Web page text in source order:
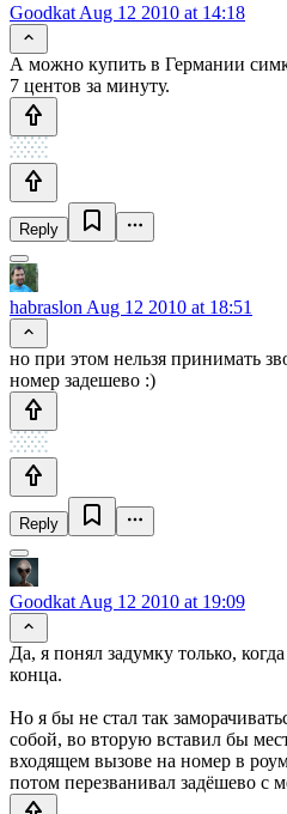
Goodkat Aug 12 2010 at 14:18
А можно купить в Германии
7 центов за минуту.
Reply
habraslon Aug 12 2010 at 18:51
но при этом нельзя принимать
номер задешево :)
Reply
Goodkat Aug 12 2010 at 19:09
Да, я понял задумку только,
конца.
Но я бы не стал так
собой, во вторую вставил бы
входящем вызове на номер в
потом перезванивал задёшево с